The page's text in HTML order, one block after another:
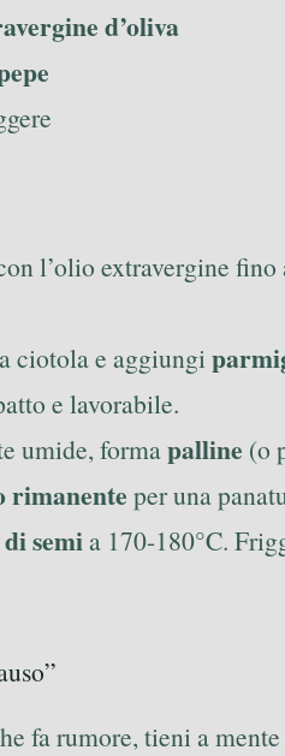
d’oliva
l’olio extravergine
ciotola e aggiungi
e lavorabile.
umide, formapalline (o
rimanente per una
semia 170-180°C.
fa rumore, tieni a mente